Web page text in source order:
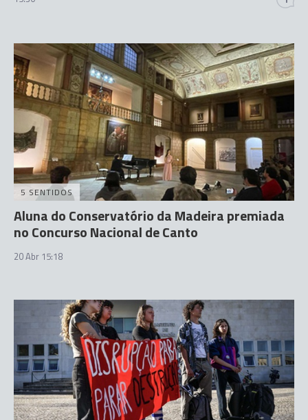
5 SENTIDOS
Aluna do Conservatório da Madeira premiada
no Concurso Nacional de Canto
20 Abr 15:18